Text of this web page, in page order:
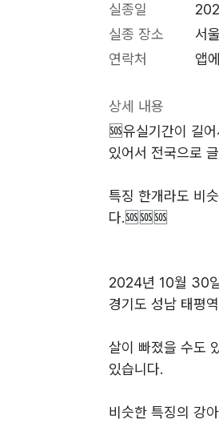
실종일
실종 장소
서
연락처
앱
상세 내용
🆘️유실기간이 길
있어서 전국으로
특징 한개라도 비
다.🆘️🆘️🆘️
2024년 10월 30
경기도 성남 태평
살이 빠졌을 수도
있습니다.
비슷한 특징의 강